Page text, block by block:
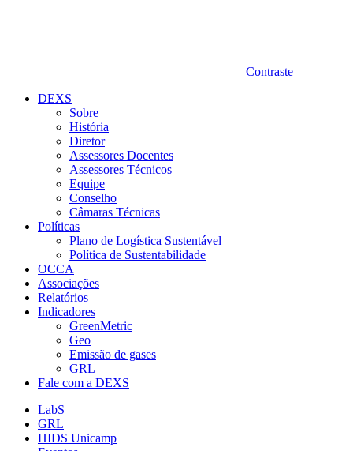
Contraste
DEXS
Sobre
História
Diretor
Assessores Docentes
Assessores Técnicos
Equipe
Conselho
Câmaras Técnicas
Políticas
Plano de Logística Sustentável
Política de Sustentabilidade
OCCA
Associações
Relatórios
Indicadores
GreenMetric
Geo
Emissão de gases
GRL
Fale com a DEXS
LabS
GRL
HIDS Unicamp